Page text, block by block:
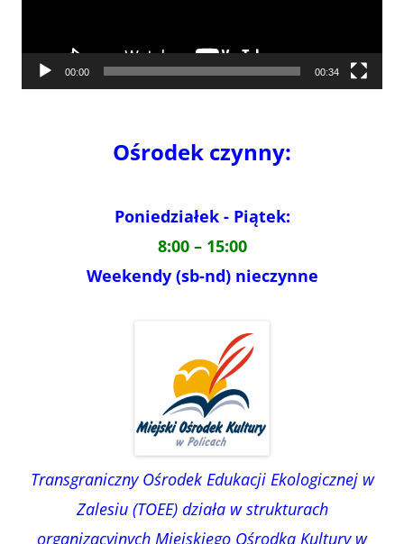
00:00 00:34
Ośrodek czynny:
Poniedziałek - Piątek:
8:00 – 15:00
Weekendy (sb-nd) nieczynne
Transgraniczny Ośrodek Edukacji Ekologicznej w
Zalesiu (TOEE) działa w strukturach
organizacyjnych Miejskiego Ośrodka Kultury w